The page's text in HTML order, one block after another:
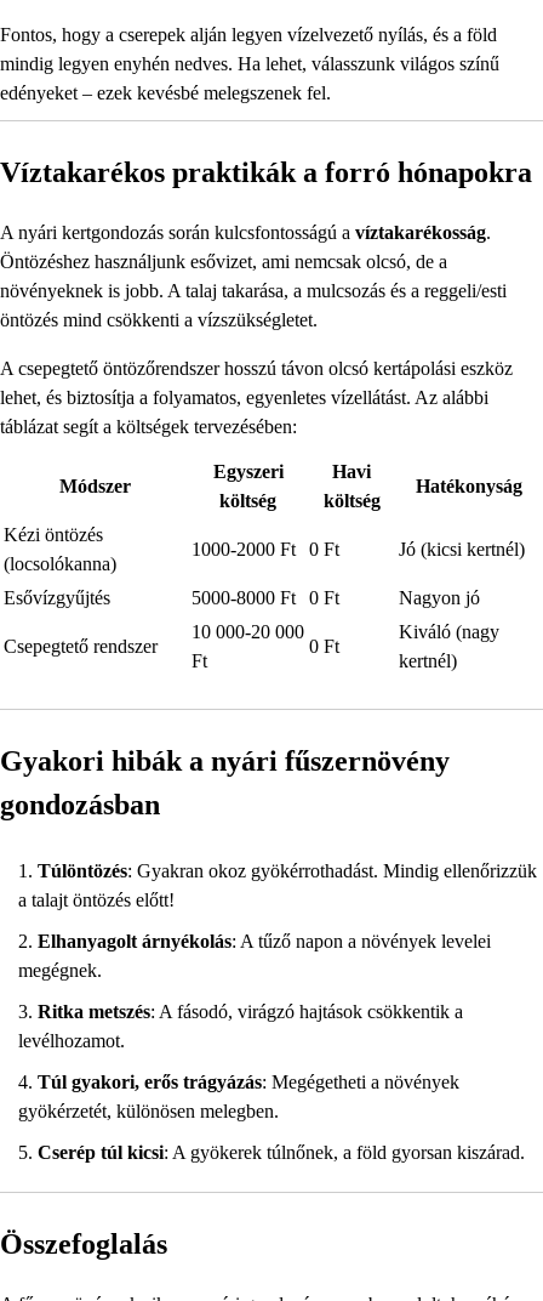
Fontos, hogy a cserepek alján legyen vízelvezető nyílás, és a föld
mindig legyen enyhén nedves. Ha lehet, válasszunk világos színű
edényeket – ezek kevésbé melegszenek fel.
Víztakarékos praktikák a forró hónapokra
A nyári kertgondozás során kulcsfontosságú a víztakarékosság.
Öntözéshez használjunk esővizet, ami nemcsak olcsó, de a
növényeknek is jobb. A talaj takarása, a mulcsozás és a reggeli/esti
öntözés mind csökkenti a vízszükségletet.
A csepegtető öntözőrendszer hosszú távon olcsó kertápolási eszköz
lehet, és biztosítja a folyamatos, egyenletes vízellátást. Az alábbi
táblázat segít a költségek tervezésében:
Módszer
Egyszeri
költség
Havi
költség
Hatékonyság
Kézi öntözés
(locsolókanna)
1000-2000 Ft 0 Ft Jó (kicsi kertnél)
Esővízgyűjtés 5000-8000 Ft 0 Ft Nagyon jó
Csepegtető rendszer
10 000-20 000
Ft
0 Ft
Kiváló (nagy
kertnél)
Gyakori hibák a nyári fűszernövény
gondozásban
Túlöntözés: Gyakran okoz gyökérrothadást. Mindig ellenőrizzük
a talajt öntözés előtt!
Elhanyagolt árnyékolás: A tűző napon a növények levelei
megégnek.
Ritka metszés: A fásodó, virágzó hajtások csökkentik a
levélhozamot.
Túl gyakori, erős trágyázás: Megégetheti a növények
gyökérzetét, különösen melegben.
Cserép túl kicsi: A gyökerek túlnőnek, a föld gyorsan kiszárad.
Összefoglalás